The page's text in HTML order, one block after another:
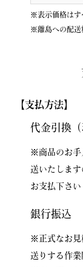
※表示価格はす
※離島への配送
【支払方法】
代金引換（
※商品のお手
送いたしま
お支払下さい
銀行振込
※正式なお見
送りする作